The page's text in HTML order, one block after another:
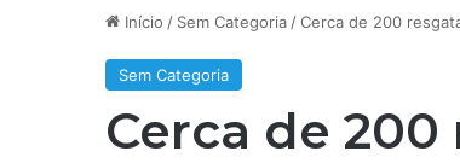
Início / Sem Categoria /Cerca de 200
Sem Categoria
Cerca de